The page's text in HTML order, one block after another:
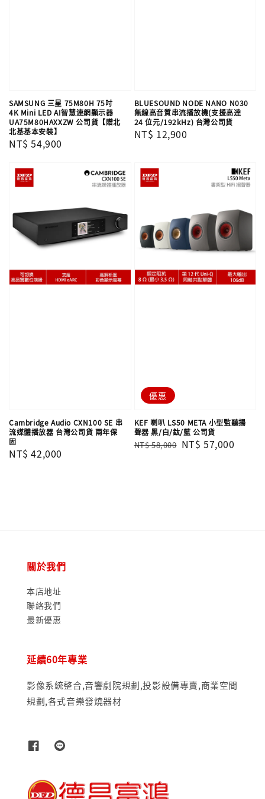
SAMSUNG 三星 75M80H 75吋
4K Mini LED AI智慧連網顯示器
UA75M80HAXXZW 公司貨【贈北
北基基本安裝】
Regular
NT$ 54,900
BLUESOUND NODE NANO N030
無線高音質串流播放機(支援高達
24 位元/192kHz) 台灣公司貨
Regular
NT$ 12,900
Cambridge Audio CXN100 SE 串
流媒體播放器 台灣公司貨 兩年保
固
Regular
NT$ 42,000
優惠
KEF 喇叭 LS50 META 小型監聽揚
聲器 黑/白/鈦/藍 公司貨
Regular
NT$ 58,000 Sale
NT$ 57,000
關於我們
本店地址
聯絡我們
最新優惠
延續60年專業
影像系統整合,音響劇院規劃,投影設備專賣,商業空間
規劃,各式音樂發燒器材